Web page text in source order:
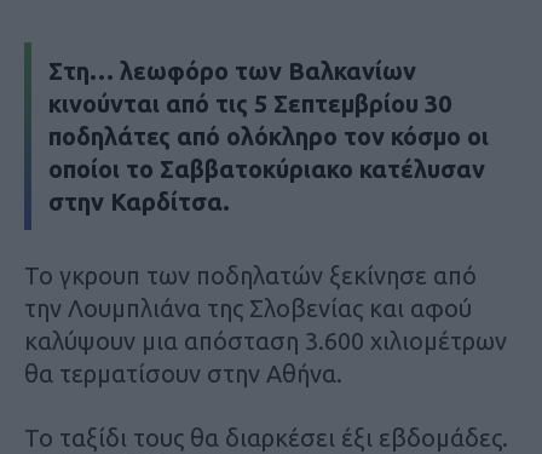
Στη… λεωφόρο των Βαλκανίων
κινούνται από τις 5 Σεπτεμβρίου 30
ποδηλάτες από ολόκληρο τον κόσμο οι
οποίοι το Σαββατοκύριακο κατέλυσαν
στην Καρδίτσα.
Το γκρουπ των ποδηλατών ξεκίνησε από
την Λουμπλιάνα της Σλοβενίας και αφού
καλύψουν μια απόσταση 3.600 χιλιομέτρων
θα τερματίσουν στην Αθήνα.
Το ταξίδι τους θα διαρκέσει έξι εβδομάδες.